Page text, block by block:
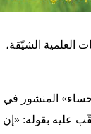
العلمية الشيّقة،
المنشور في
عليه بقوله: «إن